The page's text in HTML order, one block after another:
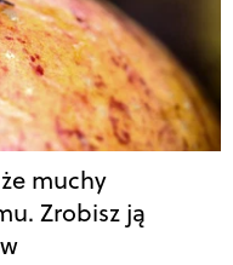
muchy
Zrobisz ją